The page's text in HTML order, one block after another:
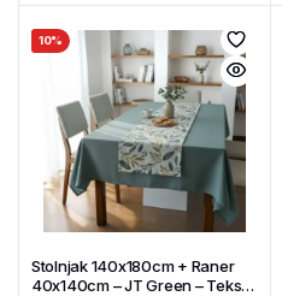
10%
Stolnjak 140x180cm + Raner
40x140cm – JT Green – Tekstil